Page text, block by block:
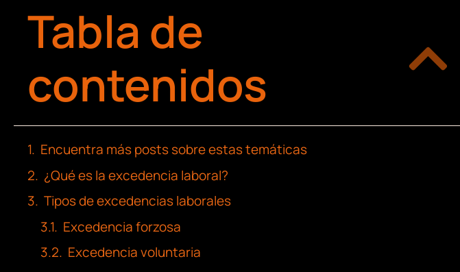
Tabla de
contenidos
Encuentra más posts sobre estas temáticas
¿Qué es la excedencia laboral?
Tipos de excedencias laborales
Excedencia forzosa
Excedencia voluntaria